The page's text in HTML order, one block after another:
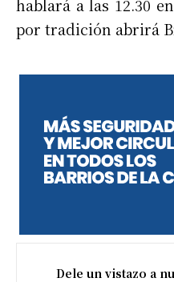
hablará a las 12.30
por tradición abrirá
Dele un vistazo a